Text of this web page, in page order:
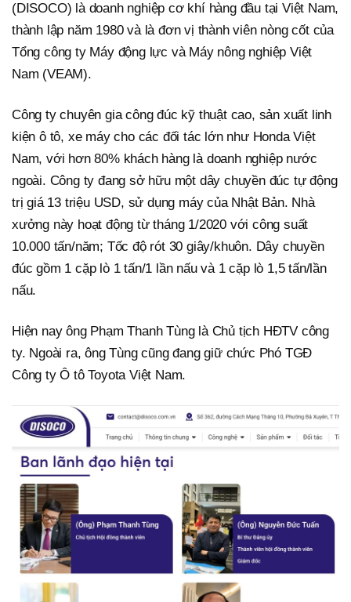
(DISOCO) là doanh nghiệp cơ khí hàng đầu tại Việt Nam,
thành lập năm 1980 và là đơn vị thành viên nòng cốt của
Tổng công ty Máy động lực và Máy nông nghiệp Việt
Nam (VEAM).
Công ty chuyên gia công đúc kỹ thuật cao, sản xuất linh
kiện ô tô, xe máy cho các đối tác lớn như Honda Việt
Nam, với hơn 80% khách hàng là doanh nghiệp nước
ngoài. Công ty đang sở hữu một dây chuyền đúc tự động
trị giá 13 triệu USD, sử dụng máy của Nhật Bản. Nhà
xưởng này hoạt động từ tháng 1/2020 với công suất
10.000 tấn/năm; Tốc độ rót 30 giây/khuôn. Dây chuyền
đúc gồm 1 cặp lò 1 tấn/1 lần nấu và 1 cặp lò 1,5 tấn/lần
nấu.
Hiện nay ông Phạm Thanh Tùng là Chủ tịch HĐTV công
ty. Ngoài ra, ông Tùng cũng đang giữ chức Phó TGĐ
Công ty Ô tô Toyota Việt Nam.